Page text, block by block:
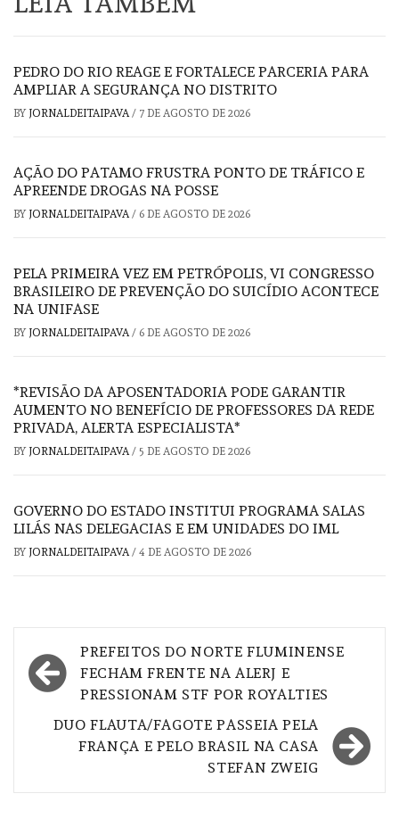
PEDRO DO RIO REAGE E FORTALECE PARCERIA PARA
AMPLIAR A SEGURANÇA NO DISTRITO
BY JORNALDEITAIPAVA / 7 DE AGOSTO DE 2026
AÇÃO DO PATAMO FRUSTRA PONTO DE TRÁFICO E
APREENDE DROGAS NA POSSE
BY JORNALDEITAIPAVA / 6 DE AGOSTO DE 2026
PELA PRIMEIRA VEZ EM PETRÓPOLIS, VI CONGRESSO
BRASILEIRO DE PREVENÇÃO DO SUICÍDIO ACONTECE
NA UNIFASE
BY JORNALDEITAIPAVA / 6 DE AGOSTO DE 2026
*REVISÃO DA APOSENTADORIA PODE GARANTIR
AUMENTO NO BENEFÍCIO DE PROFESSORES DA REDE
PRIVADA, ALERTA ESPECIALISTA*
BY JORNALDEITAIPAVA / 5 DE AGOSTO DE 2026
GOVERNO DO ESTADO INSTITUI PROGRAMA SALAS
LILÁS NAS DELEGACIAS E EM UNIDADES DO IML
BY JORNALDEITAIPAVA / 4 DE AGOSTO DE 2026
Navegação
de
PREFEITOS DO NORTE FLUMINENSE
FECHAM FRENTE NA ALERJ E
PRESSIONAM STF POR ROYALTIES
DUO FLAUTA/FAGOTE PASSEIA PELA
FRANÇA E PELO BRASIL NA CASA
STEFAN ZWEIG